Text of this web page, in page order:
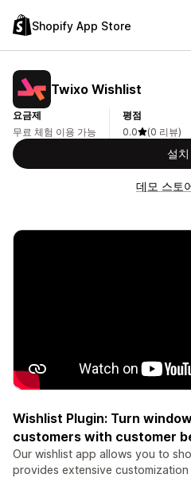
Shopify App Store
Twixo Wishlist
요금제
무료 체험 이용 가능
평점
0.0
(0 리뷰)
설치
데모 스토
Wishlist Plugin: Turn
customers with customer
Our wishlist app allows you to
provides extensive